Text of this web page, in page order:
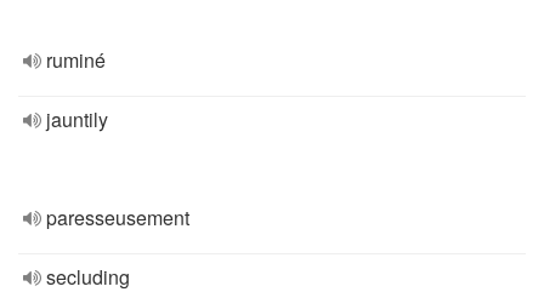
ruminé
jauntily
paresseusement
secluding